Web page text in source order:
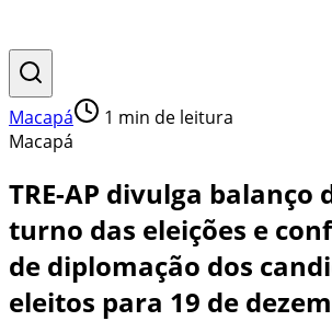
Macapá 1 min de leitura
Macapá
TRE-AP divulga balanço
turno das eleições e
de diplomação dos
eleitos para 19 de